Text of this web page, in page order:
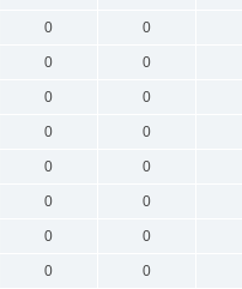
0 0
0 0
0 0
0 0
0 0
0 0
0 0
0 0